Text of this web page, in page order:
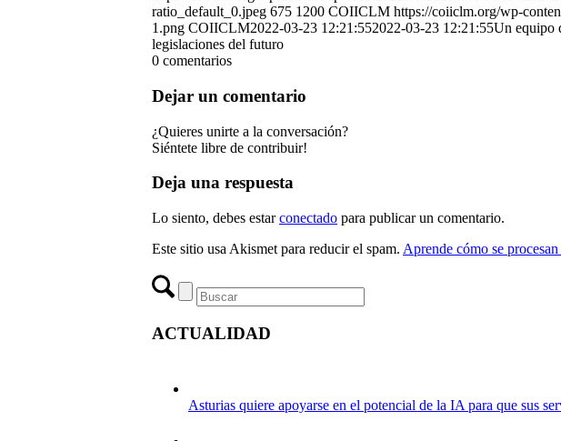
ratio_default_0.jpeg 675 1200 COIICLM https://coiiclm.org/wp-
1.png COIICLM2022-03-23 12:21:552022-03-23 12:21:55Un equipo
legislaciones del futuro
0 comentarios
Dejar un comentario
¿Quieres unirte a la conversación?
Siéntete libre de contribuir!
Deja una respuesta
Lo siento, debes estarconectado para publicar un comentario.
Este sitio usa Akismet para reducir el spam. Aprende cómo se
ACTUALIDAD
Asturias quiere apoyarse en el potencial de la IA para que sus